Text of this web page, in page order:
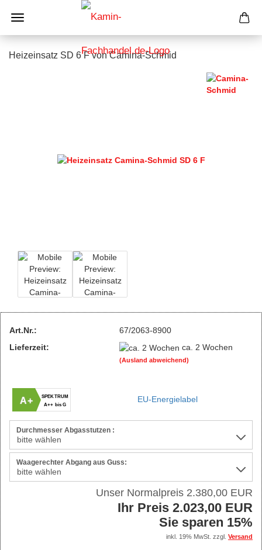
Heizeinsatz SD 6 F von Camina-Schmid
Art.Nr.:
67/2063-8900
Lieferzeit:
ca. 2 Wochen
(Ausland abweichend)
A+
SPEKTRUM
A++ bis G
EU-Energielabel
Durchmesser Abgasstutzen :
Waagerechter Abgang aus Guss:
Unser Normalpreis 2.380,00 EUR
Ihr Preis 2.023,00 EUR
Sie sparen 15%
inkl. 19% MwSt. zzgl. Versand